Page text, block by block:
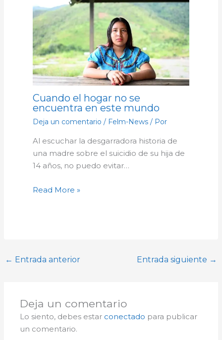
Cuando el hogar no se
encuentra en este mundo
Deja un comentario / Felm-News/ Por
Al escuchar la desgarradora historia de
una madre sobre el suicidio de su hija de
14 años, no puedo evitar…
Read More »
← Entrada anterior Entrada siguiente →
Deja un comentario
Lo siento, debes estar conectado para publicar
un comentario.